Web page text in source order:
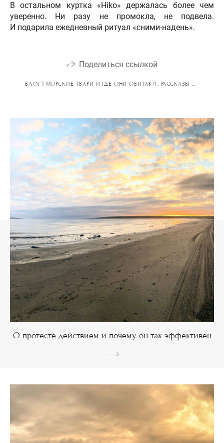
В остальном куртка «Hiko» держалась более чем
уверенно. Ни разу не промокла, не подвела.
И подарила ежедневный ритуал «сними-надень».
Поделиться ссылкой
БЛОГ | МОРСКИЕ ТВАРИ И ГДЕ ОНИ ОБИТАЮТ. РАССКАЗЫ О КАЯКИНГЕ
О протесте действием и почему он так эффективен